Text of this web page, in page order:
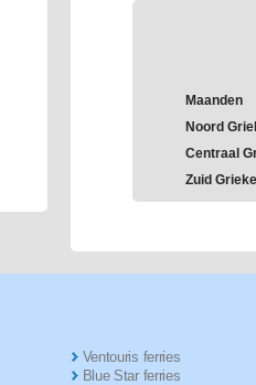
Maanden
Noord
Centraal
Zuid
Ventouris ferries
Blue Star ferries